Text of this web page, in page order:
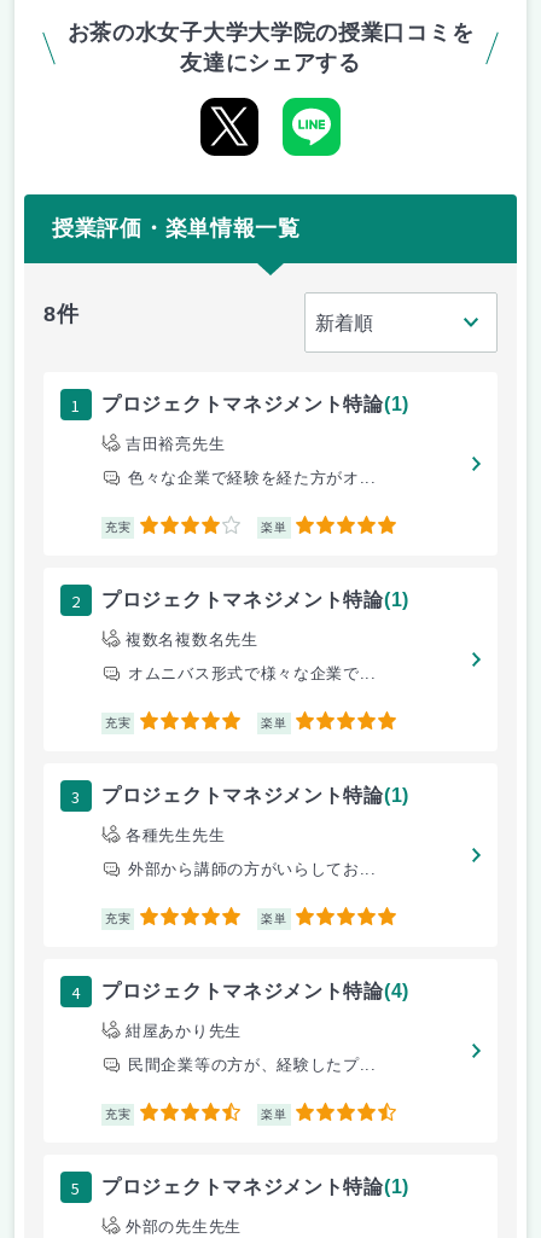
お茶の水女子大学大学院の授業口コミを
友達にシェアする
授業評価・楽単情報一覧
8件
1 プロジェクトマネジメント特論(1)
吉田裕亮先生
色々な企業で経験を経た方がオ...
充実 4 楽単 5
2 プロジェクトマネジメント特論(1)
複数名複数名先生
オムニバス形式で様々な企業で...
充実 5 楽単 5
3 プロジェクトマネジメント特論(1)
各種先生先生
外部から講師の方がいらしてお...
充実 5 楽単 5
4 プロジェクトマネジメント特論(4)
紺屋あかり先生
民間企業等の方が、経験したプ...
充実 4.5 楽単 4.5
5 プロジェクトマネジメント特論(1)
外部の先生先生